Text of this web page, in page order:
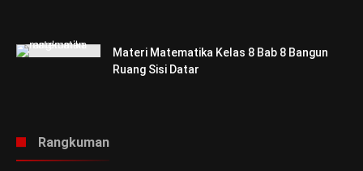
Materi Matematika Kelas 8 Bab 8 Bangun
Ruang Sisi Datar
Rangkuman